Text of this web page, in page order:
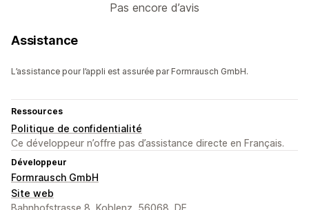
Pas encore d’avis
Assistance
L’assistance pour l’appli est assurée par Formrausch GmbH.
Ressources
Politique de confidentialité
Ce développeur n’offre pas d’assistance directe en Français.
Développeur
Formrausch GmbH
Site web